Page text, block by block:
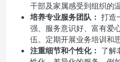
干部及家属感受到组织的温
培养专业服务团队： 打造
强、服务意识好、富有爱
伍。定期开展业务培训和
注重细节和个性化： 了解